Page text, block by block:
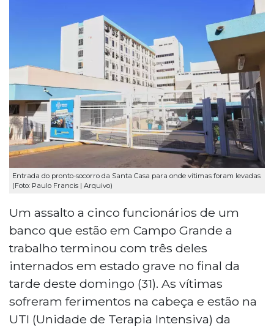
Entrada do pronto-socorro da Santa Casa para onde vítimas foram levadas
(Foto: Paulo Francis | Arquivo)
Um assalto a cinco funcionários de um
banco que estão em Campo Grande a
trabalho terminou com três deles
internados em estado grave no final da
tarde deste domingo (31). As vítimas
sofreram ferimentos na cabeça e estão na
UTI (Unidade de Terapia Intensiva) da